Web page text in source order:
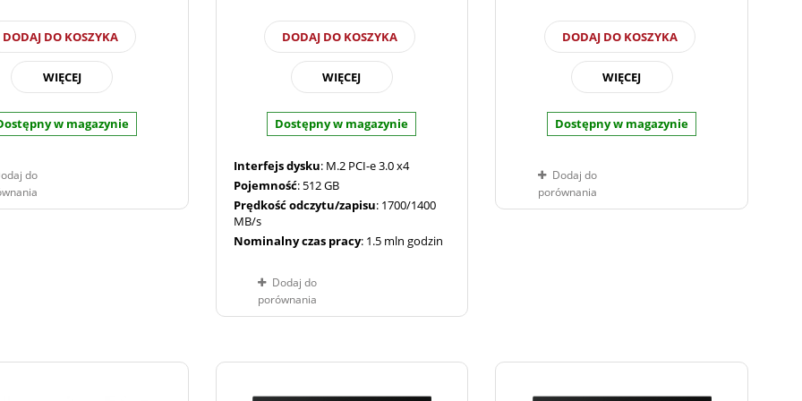
DODAJ DO KOSZYKA
WIĘCEJ
w magazynie
do
DODAJ DO KOSZYKA
WIĘCEJ
Dostępny w magazynie
Interfejs dysku: M.2 PCI-e 3.0 x4
Pojemność: 512 GB
Prędkość odczytu/zapisu: 1700/1400
MB/s
Nominalny czas pracy: 1.5 mln godzin
Dodaj do
porównania
DODAJ DO KOSZYKA
WIĘCEJ
Dostępny w magazynie
Dodaj do
porównania